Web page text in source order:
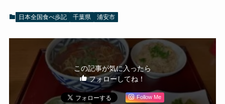
日本全国食べ歩記 千葉県 浦安市
この記事が気に入ったら
フォローしてね！
Follow Me